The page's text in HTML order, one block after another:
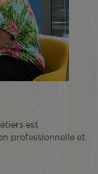
est
professionnelle et